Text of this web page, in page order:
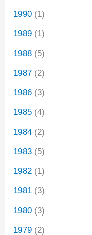
1990 (1)
1989 (1)
1988 (5)
1987 (2)
1986 (3)
1985 (4)
1984 (2)
1983 (5)
1982 (1)
1981 (3)
1980 (3)
1979 (2)